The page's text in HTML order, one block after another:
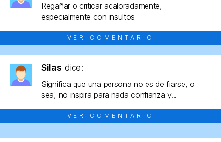
Regañar o criticar acaloradamente,
especialmente con insultos
VER COMENTARIO
Silas dice:
Significa que una persona no es de fiarse, o
sea, no inspira para nada confianza y...
VER COMENTARIO